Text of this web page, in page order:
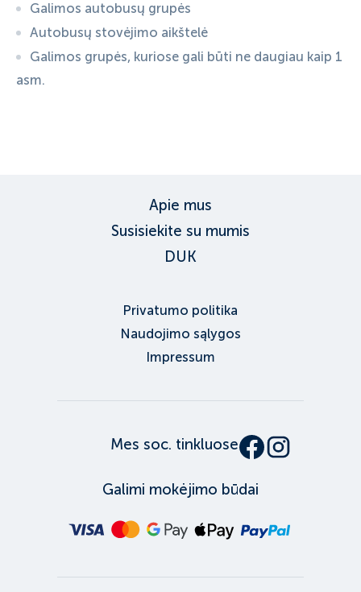
Galimos autobusų grupės
Autobusų stovėjimo aikštelė
Galimos grupės, kuriose gali būti ne daugiau kaip 1
asm.
Apie mus
Susisiekite su mumis
DUK
Privatumo politika
Naudojimo sąlygos
Impressum
Mes soc. tinkluose
Galimi mokėjimo būdai